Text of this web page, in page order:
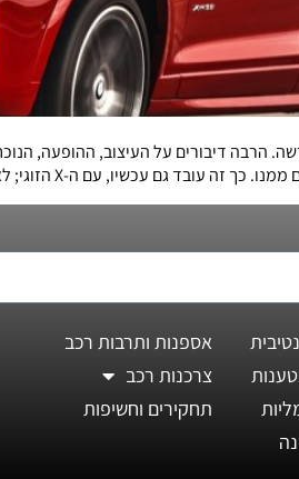
אספנות ותרבות רכב
צרכנות רכב
תחקירים וחשיפות